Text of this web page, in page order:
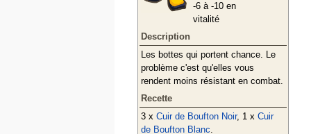
-6 à -10 en
vitalité
Description
Les bottes qui portent chance. Le
problème c'est qu'elles vous
rendent moins résistant en combat.
Recette
3 x Cuir de Boufton Noir, 1 x Cuir
de Boufton Blanc.